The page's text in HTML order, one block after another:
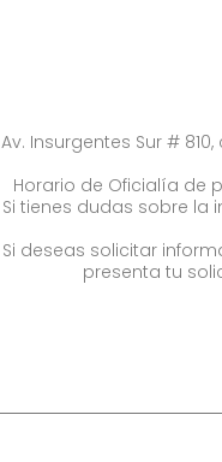
Av. Insurgentes Sur #
Horario de Oficialía de
Si tienes dudas sobre
Si deseas solicitar
presenta tu